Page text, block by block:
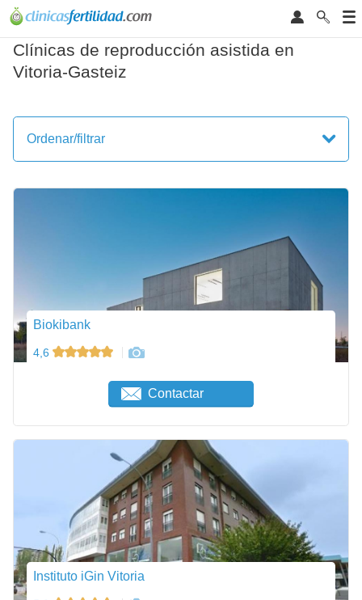
Clínicas de reproducción asistida en
Vitoria-Gasteiz
Ordenar/filtrar
Biokibank
4,6
Contactar
Instituto iGin Vitoria